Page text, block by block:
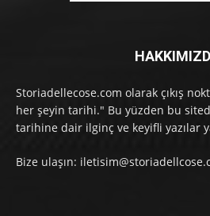
Storiadellecose.com olarak çıkış
her şeyin tarihi." Bu yüzden bu
tarihine dair ilginç ve keyifli yazılar
Bize ulaşın: